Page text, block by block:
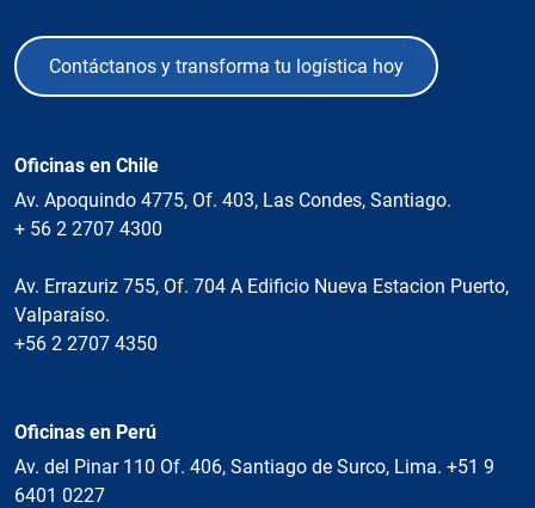
Contáctanos y transforma tu logística hoy
Oficinas en Chile
Av. Apoquindo 4775, Of. 403, Las Condes, Santiago.
+ 56 2 2707 4300
Av. Errazuriz 755, Of. 704 A Edificio Nueva Estacion Puerto,
Valparaíso.
+56 2 2707 4350
Oficinas en Perú
Av. del Pinar 110 Of. 406, Santiago de Surco, Lima. +51 9
6401 0227